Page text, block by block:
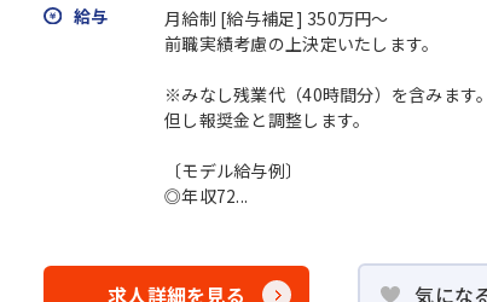
給与
月給制 [給与補足] 350万円～
前職実績考慮の上決定いたします。
※みなし残業代（40時間分）を含みます
但し報奨金と調整します。
〔モデル給与例〕
◎年収72...
求人詳細を見る 気にな